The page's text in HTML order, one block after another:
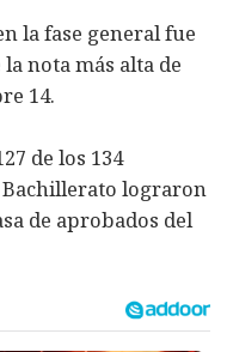
la fase general fue
nota más alta de
14.
de los 134
Bachillerato lograron
de aprobados del